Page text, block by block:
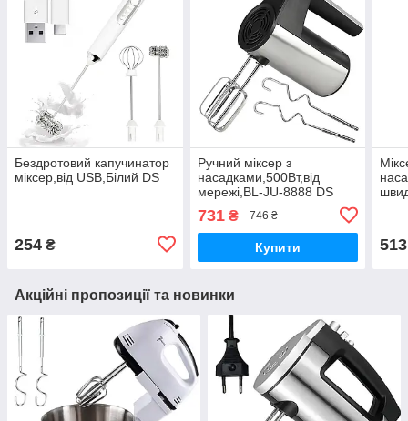
Бездротовий капучинатор
міксер,від USB,Білий DS
254 ₴
Ручний міксер з
насадками,500Вт,від
мережі,BL-JU-8888 DS
731₴ 746 ₴
Купити 513
Акційні пропозиції та новинки